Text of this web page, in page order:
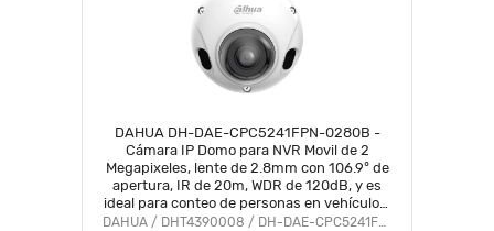
DAHUA DH-DAE-CPC5241FPN-0280B -
Cámara IP Domo para NVR Movil de 2
Megapixeles, lente de 2.8mm con 106.9° de
apertura, IR de 20m, WDR de 120dB, y es
ideal para conteo de personas en vehículos.
Resistente IP67 e IK10.
DAHUA / DHT4390008 / DH-DAE-CPC5241FPN